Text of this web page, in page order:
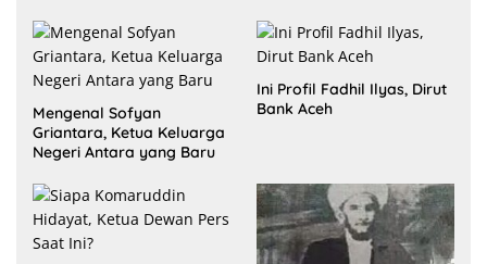
Mengenal Sofyan
Griantara, Ketua Keluarga
Negeri Antara yang Baru
Ini Profil Fadhil Ilyas, Dirut
Bank Aceh